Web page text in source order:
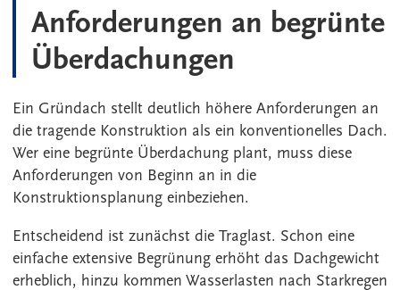
Anforderungen an begrünte
Überdachungen
Ein Gründach stellt deutlich höhere Anforderungen an
die tragende Konstruktion als ein konventionelles Dach.
Wer eine begrünte Überdachung plant, muss diese
Anforderungen von Beginn an in die
Konstruktionsplanung einbeziehen.
Entscheidend ist zunächst die Traglast. Schon eine
einfache extensive Begrünung erhöht das Dachgewicht
erheblich, hinzu kommen Wasserlasten nach Starkregen